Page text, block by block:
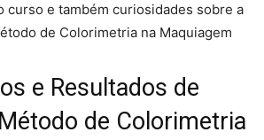
curso e também curiosidades sobre a
de Colorimetria na Maquiagem
e Resultados de
de Colorimetria